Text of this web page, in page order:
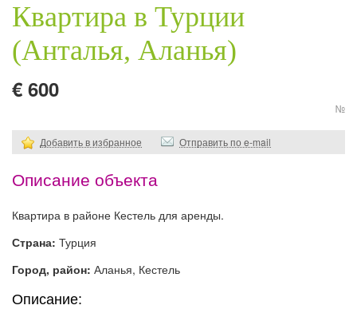
Квартира в Турции
(Анталья, Аланья)
€ 600
№
Добавить в избранное Отправить по e-mail
Описание объекта
Квартира в районе Кестель для аренды.
Страна: Турция
Город, район: Аланья, Кестель
Описание: